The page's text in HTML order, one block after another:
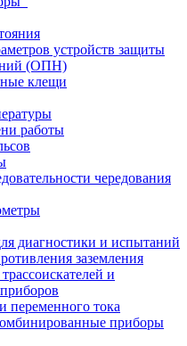
устройств защиты
(ОПН)
клещи
работы
чередования
диагностики и испытаний
заземления
и
переменного тока
приборы